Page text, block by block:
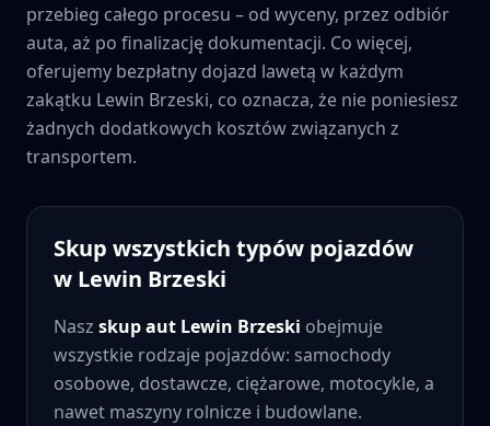
przebieg całego procesu – od wyceny, przez odbiór
auta, aż po finalizację dokumentacji. Co więcej,
oferujemy bezpłatny dojazd lawetą w każdym
zakątku Lewin Brzeski, co oznacza, że nie poniesiesz
żadnych dodatkowych kosztów związanych z
transportem.
Skup wszystkich typów pojazdów
w Lewin Brzeski
Nasz skup aut Lewin Brzeski obejmuje
wszystkie rodzaje pojazdów: samochody
osobowe, dostawcze, ciężarowe, motocykle, a
nawet maszyny rolnicze i budowlane.